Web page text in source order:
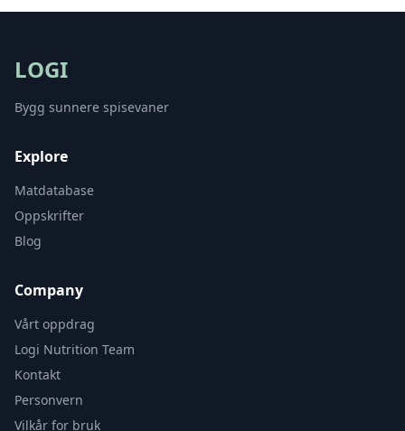
LOGI
Bygg sunnere spisevaner
Explore
Matdatabase
Oppskrifter
Blog
Company
Vårt oppdrag
Logi Nutrition Team
Kontakt
Personvern
Vilkår for bruk